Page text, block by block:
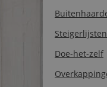
Steigerlijsten
Doe-het-zelf